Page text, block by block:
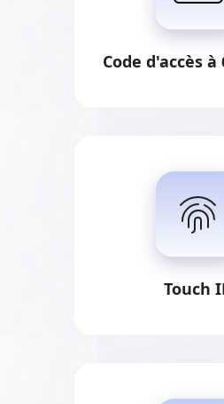
Code d'accès
Touch